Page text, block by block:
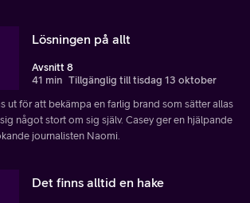
Lösningen på allt
Avsnitt 8
41 min Tillgänglig till tisdag 13 oktober
ut för att bekämpa en farlig brand som sätter allas
något stort om sig själv. Casey ger en hjälpande
journalisten Naomi.
Det finns alltid en hake